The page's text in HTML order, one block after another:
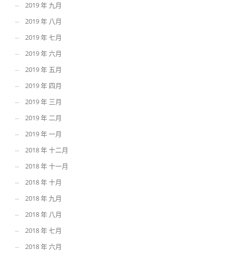
2019 年 九月
2019 年 八月
2019 年 七月
2019 年 六月
2019 年 五月
2019 年 四月
2019 年 三月
2019 年 二月
2019 年 一月
2018 年 十二月
2018 年 十一月
2018 年 十月
2018 年 九月
2018 年 八月
2018 年 七月
2018 年 六月